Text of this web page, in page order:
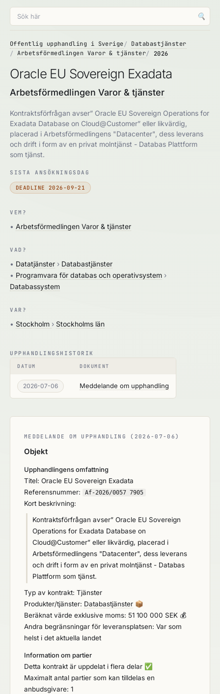
🔍
Offentlig upphandling i Sverige
Databastjänster
Arbetsförmedlingen Varor & tjänster
2026
Oracle EU Sovereign Exadata
Arbetsförmedlingen Varor & tjänster
Kontraktsförfrågan avser” Oracle EU Sovereign Operations for
Exadata Database on Cloud@Customer” eller likvärdig,
placerad i Arbetsförmedlingens "Datacenter", dess leverans
och drift i form av en privat molntjänst - Databas Plattform
som tjänst.
SISTA ANSÖKNINGSDAG
DEADLINE 2026-09-21
VEM?
• Arbetsförmedlingen Varor & tjänster
VAD?
• Datatjänster › Databastjänster
• Programvara för databas och operativsystem ›
Databassystem
VAR?
• Stockholm › Stockholms län
UPPHANDLINGSHISTORIK
DATUM DOKUMENT
2026-07-06 Meddelande om upphandling
MEDDELANDE OM UPPHANDLING (2026-07-06)
Objekt
Upphandlingens omfattning
Titel: Oracle EU Sovereign Exadata
Referensnummer:
Af-2026/0057 7905
Kort beskrivning:
Kontraktsförfrågan avser” Oracle EU Sovereign
Operations for Exadata Database on
Cloud@Customer” eller likvärdig, placerad i
Arbetsförmedlingens "Datacenter", dess leverans
och drift i form av en privat molntjänst - Databas
Plattform som tjänst.
Typ av kontrakt: Tjänster
Produkter/tjänster: Databastjänster 📦
Beräknat värde exklusive moms: 51 100 000 SEK 💰
Andra begränsningar för leveransplatsen: Var som
helst i det aktuella landet
Information om partier
Detta kontrakt är uppdelat i flera delar ✅
Maximalt antal partier som kan tilldelas en
anbudsgivare: 1